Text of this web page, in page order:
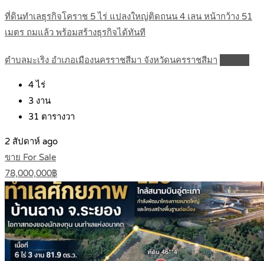
ที่ดินทำเลธุรกิจโคราช 5 ไร่ แปลงใหญ่ติดถนน 4 เลน หน้ากว้าง 51
เมตร ถมแล้ว พร้อมสร้างธุรกิจได้ทันที
ตำบลมะเริง อำเภอเมืองนครราชสีมา จังหวัดนครราชสีมา
4ไร่
3 งาน
31 ตารางวา
2 สัปดาห์ ago
ขาย For Sale
78,000,000฿